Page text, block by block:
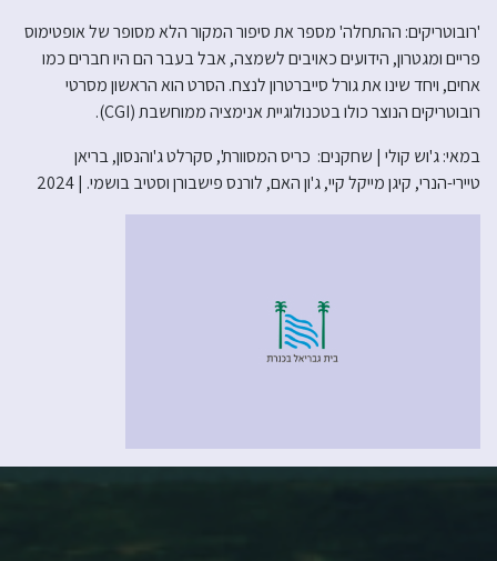
'רובוטריקים: ההתחלה' מספר את סיפור המקור הלא מסופר של אופטימוס
פריים ומגטרון, הידועים כאויבים לשמצה, אבל בעבר הם היו חברים כמו
אחים, ויחד שינו את גורל סייברטרון לנצח. הסרט הוא הראשון מסרטי
רובוטריקים הנוצר כולו בטכנולוגיית אנימציה ממוחשבת (CGI).
במאי: ג'וש קולי | שחקנים: כריס המסוורת', סקרלט ג'והנסון, בריאן
טיירי-הנרי, קיגן מייקל קיי, ג'ון האם, לורנס פישבורן וסטיב בושמי. | 2024